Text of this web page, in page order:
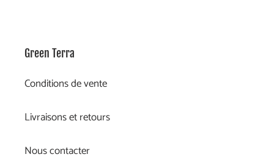
Green Terra
Conditions de vente
Livraisons et retours
Nous contacter